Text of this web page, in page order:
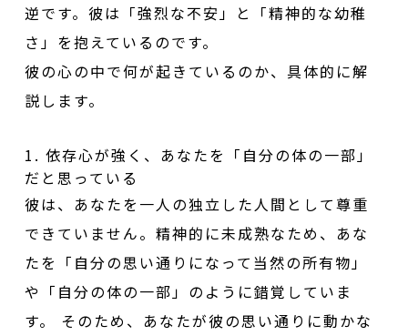
逆です。彼は「強烈な不安」と「精神的な幼稚
さ」を抱えているのです。
彼の心の中で何が起きているのか、具体的に解
説します。
1. 依存心が強く、あなたを「自分の体の一部」
だと思っている
彼は、あなたを一人の独立した人間として尊重
できていません。精神的に未成熟なため、あな
たを「自分の思い通りになって当然の所有物」
や「自分の体の一部」のように錯覚していま
す。 そのため、あなたが彼の思い通りに動かな